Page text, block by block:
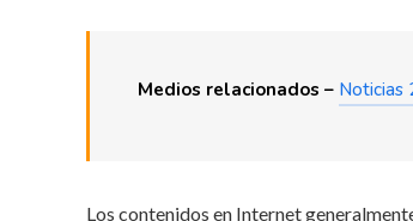
Medios relacionados – Noticias
Los contenidos en Internet